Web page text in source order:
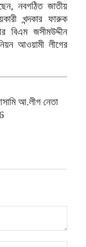
নবগঠিত জাতীয়
খন্দকার ফারুক
বিএম জসীমউদ্দীন
আওয়ামী লীগের
আ.লীগ নেতা